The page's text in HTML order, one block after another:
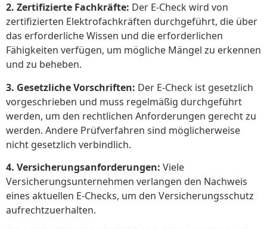
2. Zertifizierte Fachkräfte: Der E-Check wird von
zertifizierten Elektrofachkräften durchgeführt, die über
das erforderliche Wissen und die erforderlichen
Fähigkeiten verfügen, um mögliche Mängel zu erkennen
und zu beheben.
3. Gesetzliche Vorschriften: Der E-Check ist gesetzlich
vorgeschrieben und muss regelmäßig durchgeführt
werden, um den rechtlichen Anforderungen gerecht zu
werden. Andere Prüfverfahren sind möglicherweise
nicht gesetzlich verbindlich.
4. Versicherungsanforderungen: Viele
Versicherungsunternehmen verlangen den Nachweis
eines aktuellen E-Checks, um den Versicherungsschutz
aufrechtzuerhalten.